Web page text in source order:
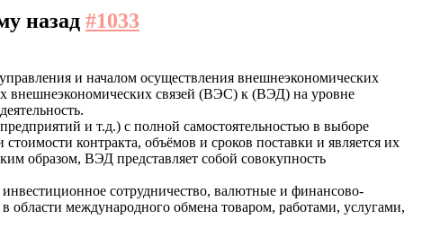
назад #1033
и началом осуществления внешнеэкономических
внешнеэкономических связей (ВЭС) к (ВЭД) на уровне
и т.д.) с полной самостоятельностью в выборе
контракта, объёмов и сроков поставки и является их
образом, ВЭД представляет собой совокупность
сотрудничество, валютные и финансово-
международного обмена товаром, работами, услугами,